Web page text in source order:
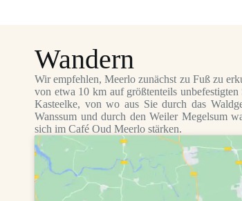
Wandern
Wir empfehlen, Meerlo zunächst zu Fuß zu
von etwa 10 km auf größtenteils
Kasteelke, von wo aus Sie durch das
Wanssum und durch den Weiler Megelsum
sich im Café Oud Meerlo stärken.